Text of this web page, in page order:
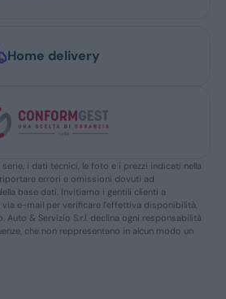
Home delivery
i dati tecnici, le foto e i prezzi indicati nella
errori e omissioni dovuti ad
base dati. Invitiamo i gentili clienti a
e-mail per verificare l’effettiva disponibilità,
Auto & Servizio S.r.l. declina ogni responsabilità
che non reppresentano in alcun modo un